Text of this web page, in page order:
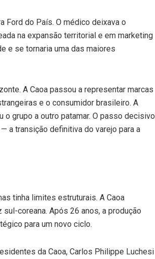
Ford do País. O médico deixava o
na expansão territorial e em marketing
e se tornaria uma das maiores
A Caoa passou a representar marcas
e o consumidor brasileiro. A
o grupo a outro patamar. O passo decisivo
a transição definitiva do varejo para a
tinha limites estruturais. A Caoa
coreana. Após 26 anos, a produção
para um novo ciclo.
da Caoa, Carlos Philippe Luchesi